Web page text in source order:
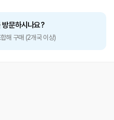
방문하시나요?
해 구매 (2개국 이상)